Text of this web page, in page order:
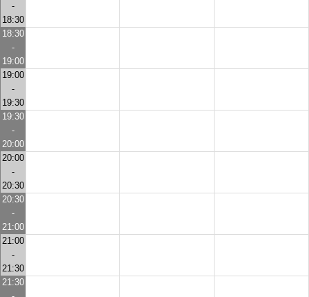
-
18:30
18:30
-
19:00
19:00
-
19:30
19:30
-
20:00
20:00
-
20:30
20:30
-
21:00
21:00
-
21:30
21:30